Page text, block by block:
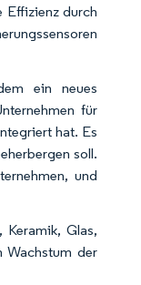
Effizienz durch
ein neues
für
hat. Es
soll.
und
Glas,
Wachstum der